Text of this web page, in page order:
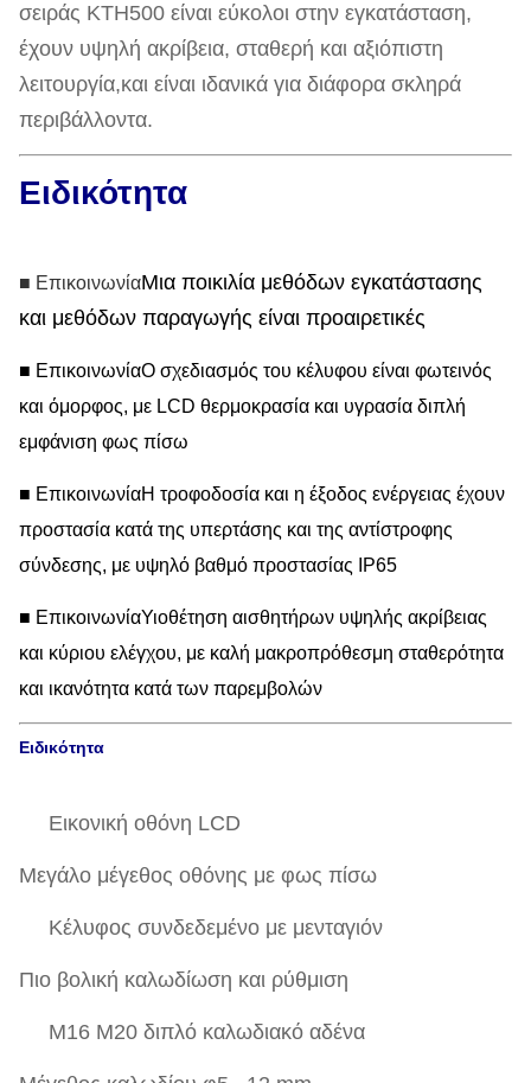
σειράς KTH500 είναι εύκολοι στην εγκατάσταση,
έχουν υψηλή ακρίβεια, σταθερή και αξιόπιστη
λειτουργία,και είναι ιδανικά για διάφορα σκληρά
περιβάλλοντα.
Ειδικότητα
■ ΕπικοινωνίαΜια ποικιλία μεθόδων εγκατάστασης
και μεθόδων παραγωγής είναι προαιρετικές
■ ΕπικοινωνίαΟ σχεδιασμός του κέλυφου είναι φωτεινός
και όμορφος, με LCD θερμοκρασία και υγρασία διπλή
εμφάνιση φως πίσω
■ ΕπικοινωνίαΗ τροφοδοσία και η έξοδος ενέργειας έχουν
προστασία κατά της υπερτάσης και της αντίστροφης
σύνδεσης, με υψηλό βαθμό προστασίας IP65
■ ΕπικοινωνίαΥιοθέτηση αισθητήρων υψηλής ακρίβειας
και κύριου ελέγχου, με καλή μακροπρόθεσμη σταθερότητα
και ικανότητα κατά των παρεμβολών
Ειδικότητα
Εικονική οθόνη LCD
Μεγάλο μέγεθος οθόνης με φως πίσω
Κέλυφος συνδεδεμένο με μενταγιόν
Πιο βολική καλωδίωση και ρύθμιση
M16 M20 διπλό καλωδιακό αδένα